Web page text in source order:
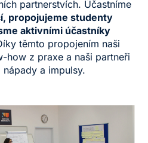
partnerstvích. Účastníme
propojujeme studenty
aktivními účastníky
těmto propojením naši
how z praxe a naši partneři
nápady a impulsy.